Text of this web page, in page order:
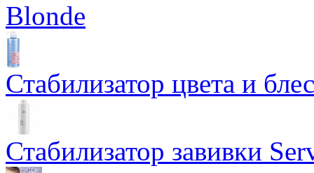
Blonde
Стабилизатор цвета и
Стабилизатор завивки